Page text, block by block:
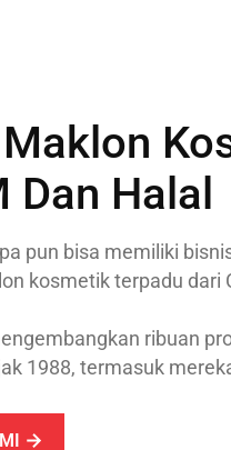
Dan Halal
pun bisa memiliki
kosmetik terpadu dari
ribuan
1988, termasuk